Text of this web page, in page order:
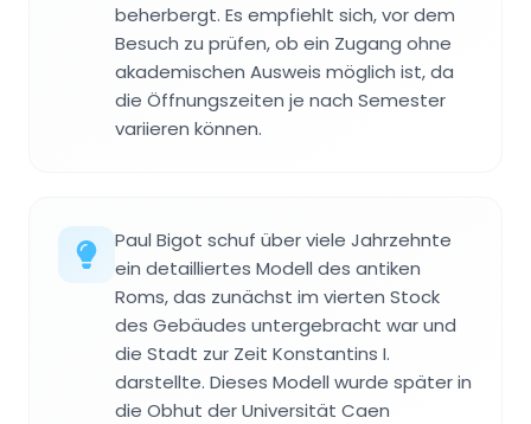
beherbergt. Es empfiehlt sich, vor dem
Besuch zu prüfen, ob ein Zugang ohne
akademischen Ausweis möglich ist, da
die Öffnungszeiten je nach Semester
variieren können.
Paul Bigot schuf über viele Jahrzehnte
ein detailliertes Modell des antiken
Roms, das zunächst im vierten Stock
des Gebäudes untergebracht war und
die Stadt zur Zeit Konstantins I.
darstellte. Dieses Modell wurde später in
die Obhut der Universität Caen